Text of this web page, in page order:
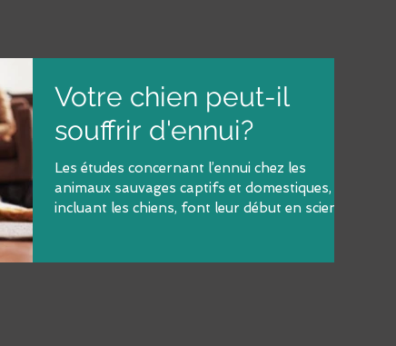
Votre chien peut-il
souffrir d'ennui?
Les études concernant l’ennui chez les
animaux sauvages captifs et domestiques,
incluant les chiens, font leur début en science.